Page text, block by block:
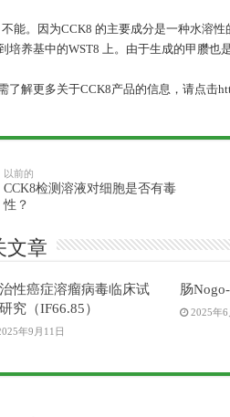
能。因为CCK8 的主要成分是一种水溶性
培养基中的WST8 上。由于生成的甲臜也
了解更多关于CCK8产品的信息，请点击
以前的
CCK8检测溶液对细胞是否有毒
性？
文章
性癌症溶瘤病毒临床试
究（IF66.85）
年9月11日
肠
2025年6